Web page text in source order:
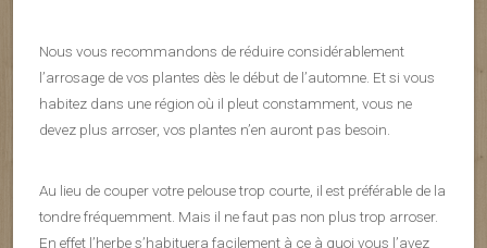
Nous vous recommandons de réduire considérablement
l’arrosage de vos plantes dès le début de l’automne. Et si vous
habitez dans une région où il pleut constamment, vous ne
devez plus arroser, vos plantes n’en auront pas besoin.
Au lieu de couper votre pelouse trop courte, il est préférable de la
tondre fréquemment. Mais il ne faut pas non plus trop arroser.
En effet l’herbe s’habituera facilement à ce à quoi vous l’avez